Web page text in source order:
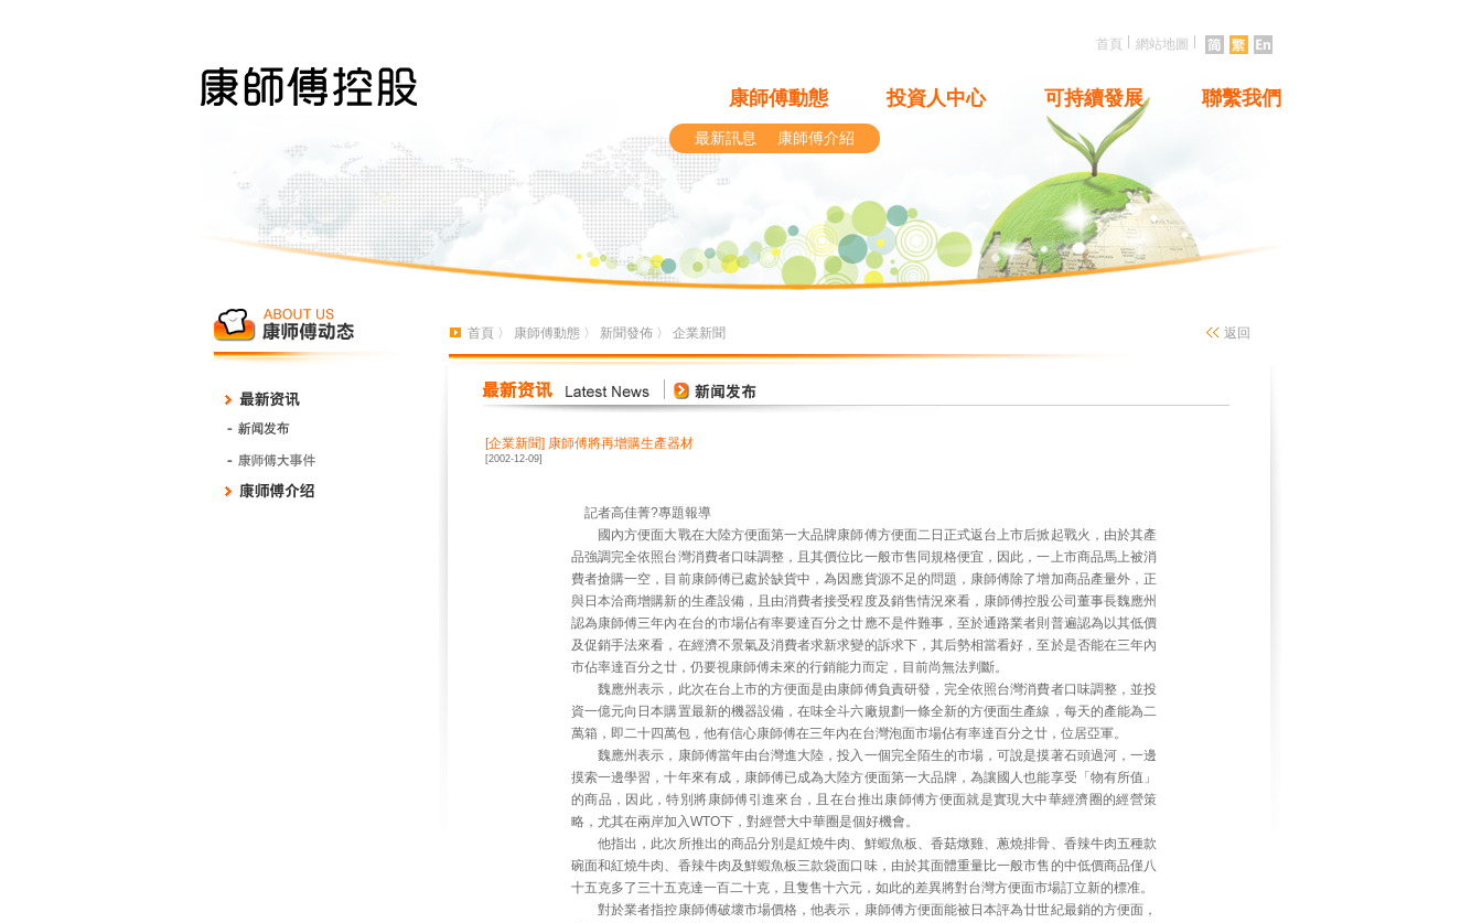
首頁 網站地圖
康師傅動態 投資人中心 可持續發展 聯繫我們
最新訊息 康師傅介紹
首頁 〉 康師傅動態 〉 新聞發佈 〉 企業新聞 返回
[企業新聞] 康師傅將再增購生產器材
[2002-12-09]
記者高佳菁?專題報導
國內方便面大戰在大陸方便面第一大品牌康師傅方便面二日正式返台上市后掀起戰火，由於其產
品強調完全依照台灣消費者口味調整，且其價位比一般市售同規格便宜，因此，一上市商品馬上被消
費者搶購一空，目前康師傅已處於缺貨中，為因應貨源不足的問題，康師傅除了增加商品產量外，正
與日本洽商增購新的生產設備，且由消費者接受程度及銷售情況來看，康師傅控股公司董事長魏應州
認為康師傅三年內在台的市場佔有率要達百分之廿應不是件難事，至於通路業者則普遍認為以其低價
及促銷手法來看，在經濟不景氣及消費者求新求變的訴求下，其后勢相當看好，至於是否能在三年內
市佔率達百分之廿，仍要視康師傅未來的行銷能力而定，目前尚無法判斷。
魏應州表示，此次在台上市的方便面是由康師傅負責研發，完全依照台灣消費者口味調整，並投
資一億元向日本購置最新的機器設備，在味全斗六廠規劃一條全新的方便面生產線，每天的產能為二
萬箱，即二十四萬包，他有信心康師傅在三年內在台灣泡面市場佔有率達百分之廿，位居亞軍。
魏應州表示，康師傅當年由台灣進大陸，投入一個完全陌生的市場，可說是摸著石頭過河，一邊
摸索一邊學習，十年來有成，康師傅已成為大陸方便面第一大品牌，為讓國人也能享受「物有所值」
的商品，因此，特別將康師傅引進來台，且在台推出康師傅方便面就是實現大中華經濟圈的經營策
略，尤其在兩岸加入WTO下，對經營大中華圈是個好機會。
他指出，此次所推出的商品分別是紅燒牛肉、鮮蝦魚板、香菇燉雞、蔥燒排骨、香辣牛肉五種款
碗面和紅燒牛肉、香辣牛肉及鮮蝦魚板三款袋面口味，由於其面體重量比一般市售的中低價商品僅八
十五克多了三十五克達一百二十克，且隻售十六元，如此的差異將對台灣方便面市場訂立新的標准。
對於業者指控康師傅破壞市場價格，他表示，康師傅方便面能被日本評為廿世紀最銷的方便面，